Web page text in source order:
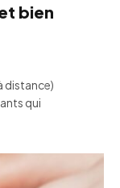
bien
distance)
qui